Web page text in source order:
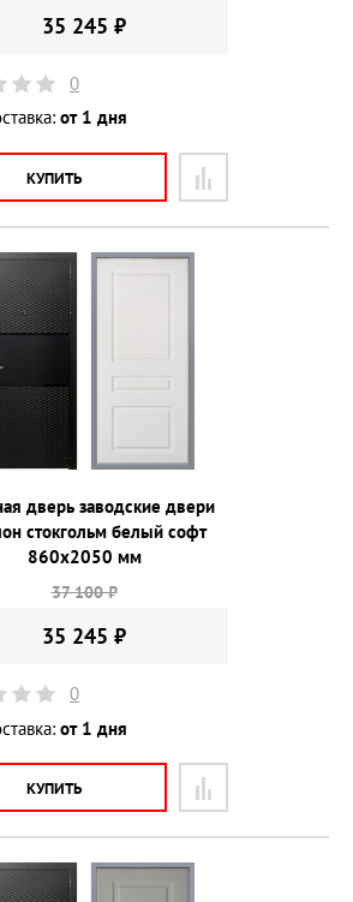
35 245 ₽
0
от 1 дня
КУПИТЬ
дверь заводские двери
стокгольм белый софт
860х2050 мм
37 100 ₽
35 245 ₽
0
от 1 дня
КУПИТЬ